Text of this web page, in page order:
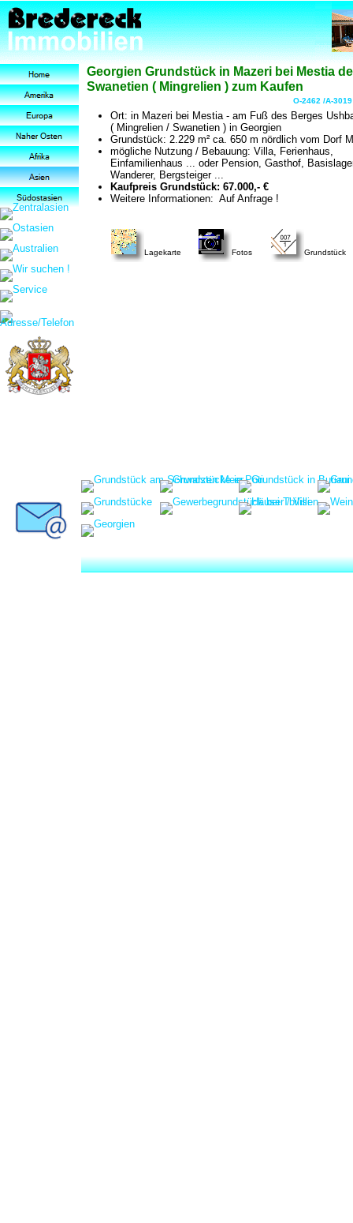
O-2462 /A-3019
Lagekarte
Georgien Grundstück in Mazeri bei Mestia
Swanetien ( Mingrelien ) zum Kaufen
Ort: in Mazeri bei Mestia - am Fuß des Berges
( Mingrelien / Swanetien ) in Georgien
Grundstück: 2.229 m² ca. 650 m nördlich vom Dorf
mögliche Nutzung / Bebauung: Villa, Ferienhaus,
Einfamilienhaus ... oder Pension, Gasthof,
Wanderer, Bergsteiger ...
Kaufpreis Grundstück: 67.000,- €
Weitere Informationen: Auf Anfrage !
Fotos Grundstück